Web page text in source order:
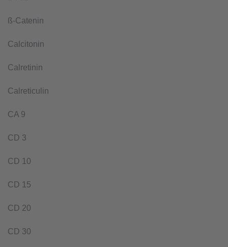
ß-Catenin
Calcitonin
Calretinin
Calreticulin
CA 9
CD 3
CD 10
CD 15
CD 20
CD 30